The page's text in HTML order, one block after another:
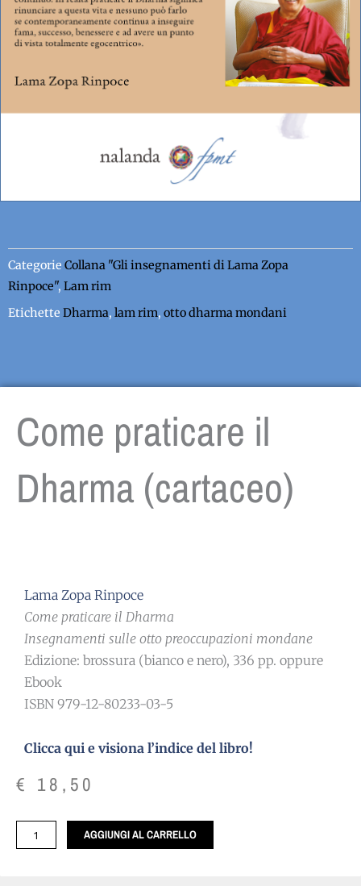
Categorie Collana "Gli insegnamenti di Lama Zopa
Rinpoce", Lam rim
Etichette Dharma, lam rim, otto dharma mondani
Come praticare il
Dharma (cartaceo)
Lama Zopa Rinpoce
Come praticare il Dharma
Insegnamenti sulle otto preoccupazioni mondane
Edizione: brossura (bianco e nero), 336 pp. oppure
Ebook
ISBN 979-12-80233-03-5
Clicca qui e visiona l’indice del libro!
€ 18,50
Come
praticare
AGGIUNGI AL CARRELLO